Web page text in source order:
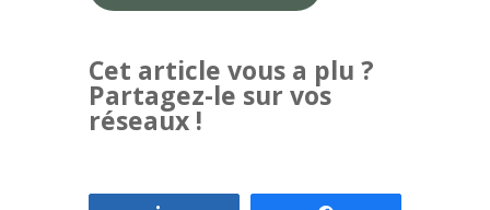
Cet article vous a plu ?
Partagez-le sur vos
réseaux !